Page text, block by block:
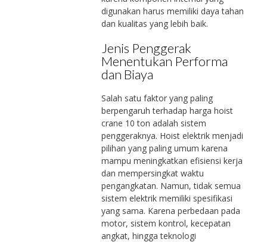
digunakan harus memiliki daya tahan
dan kualitas yang lebih baik.
Jenis Penggerak
Menentukan Performa
dan Biaya
Salah satu faktor yang paling
berpengaruh terhadap harga hoist
crane 10 ton adalah sistem
penggeraknya. Hoist elektrik menjadi
pilihan yang paling umum karena
mampu meningkatkan efisiensi kerja
dan mempersingkat waktu
pengangkatan. Namun, tidak semua
sistem elektrik memiliki spesifikasi
yang sama. Karena perbedaan pada
motor, sistem kontrol, kecepatan
angkat, hingga teknologi